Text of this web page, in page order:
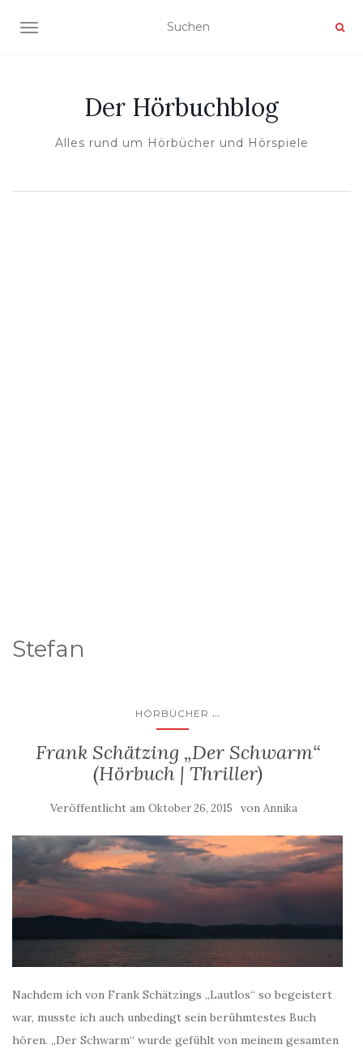
NAVIGATION UMSCHALTEN
Der Hörbuchblog
Alles rund um Hörbücher und Hörspiele
Stefan
HÖRBÜCHER ...
Frank Schätzing „Der Schwarm“
(Hörbuch | Thriller)
Veröffentlicht am Oktober 26, 2015 von Annika
Nachdem ich von Frank Schätzings „Lautlos“ so begeistert
war, musste ich auch unbedingt sein berühmtestes Buch
hören. „Der Schwarm“ wurde gefühlt von meinem gesamten